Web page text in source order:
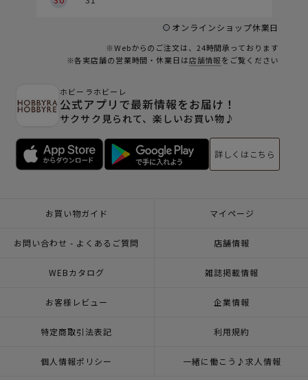
オンラインショップ休業日
※Webからのご注文は、24時間承っております
※各実店舗の営業時間・休業日は店舗情報をご覧ください
ホビーラホビーレ
公式アプリで最新情報をお届け！
サクサク見られて、楽しいお買い物♪
詳しくはこちら
お買い物ガイド マイページ
お問い合わせ - よくあるご質問 店舗情報
WEBカタログ 雑誌掲載情報
お客様レビュー 企業情報
特定商取引法表記 利用規約
個人情報ポリシー 一緒に働こう♪求人情報